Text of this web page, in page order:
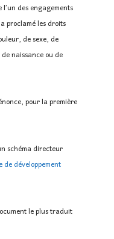
des engagements
proclamé les droits
de sexe, de
naissance ou de
pour la première
schéma directeur
de développement
le plus traduit